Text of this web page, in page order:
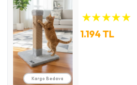
Kargo Bedava
★★★★★
1.194 TL